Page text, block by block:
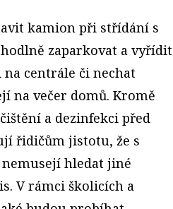
kamion při střídání s
zaparkovat a vyřídit
centrále či nechat
na večer domů. Kromě
a dezinfekci před
řidičům jistotu, že s
hledat jiné
V rámci školicích a